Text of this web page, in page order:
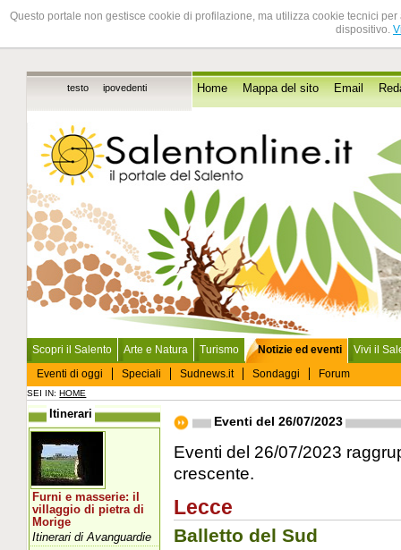
Questo portale non gestisce cookie di profilazione, ma utilizza cookie tecnici
dispositivo.
testo ipovedenti Home Mappa del sito Email
Scopri il Salento Arte e Natura Turismo
Notizie ed eventi
Eventi di oggi
Speciali Sudnews.it Sondaggi Forum
Vivi il
SEI IN:HOME
Eventi del 26/07/2023
Eventi del 26/07/2023
crescente.
Lecce
Balletto del Sud
Itinerari
Furni e masserie: il
villaggio di pietra di
Morige
Itinerari di Avanguardie